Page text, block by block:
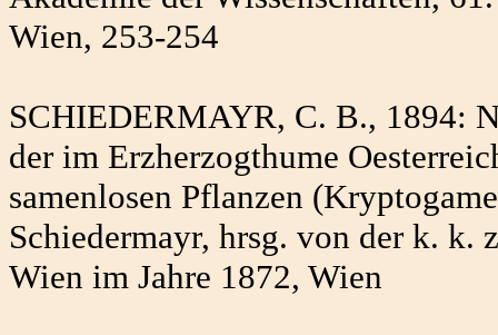
Wien, 253-254
SCHIEDERMAYR, C. B., 1894:
der im Erzherzogthume
samenlosen Pflanzen
Schiedermayr, hrsg. von der k. k.
Wien im Jahre 1872, Wien